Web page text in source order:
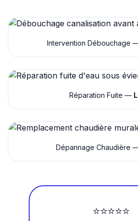
Intervention Débouchage
Réparation Fuite —
Dépannage Chaudière
⭐⭐⭐⭐⭐